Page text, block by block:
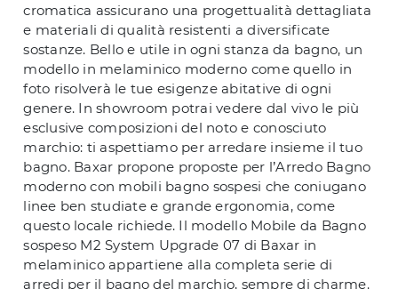
cromatica assicurano una progettualità dettagliata
e materiali di qualità resistenti a diversificate
sostanze. Bello e utile in ogni stanza da bagno, un
modello in melaminico moderno come quello in
foto risolverà le tue esigenze abitative di ogni
genere. In showroom potrai vedere dal vivo le più
esclusive composizioni del noto e conosciuto
marchio: ti aspettiamo per arredare insieme il tuo
bagno. Baxar propone proposte per l’Arredo Bagno
moderno con mobili bagno sospesi che coniugano
linee ben studiate e grande ergonomia, come
questo locale richiede. Il modello Mobile da Bagno
sospeso M2 System Upgrade 07 di Baxar in
melaminico appartiene alla completa serie di
arredi per il bagno del marchio, sempre di charme.